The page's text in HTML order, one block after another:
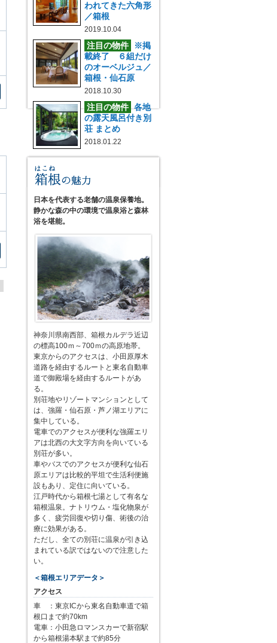
われてきた六角形
／箱根
2019.10.04
注目の物件
※掲
載終了 ６組だけ
のオーベルジュ／
箱根・仙石原
2018.10.30
注目の物件 各地
の露天風呂付き別
荘 まとめ
2018.01.22
日本を代表する老舗の温泉保養地。
静かな森の中の環境で温泉浴と森林
浴を堪能。
神奈川県南西部、箱根カルデラ近辺
の標高100ｍ～700ｍの高原地帯。
東京からのアクセスは、小田原厚木
道路を経由するルートと東名自動車
道で御殿場を経由するルートがあ
る。
別荘地やリゾートマンションとして
は、強羅・仙石原・芦ノ湖エリアに
集中している。
電車でのアクセスが便利な強羅エリ
アは北西の大文字方向を向いている
別荘が多い。
車やバスでのアクセスが便利な仙石
原エリアは比較的平坦で生活利便施
設もあり、定住に向いている。
江戸時代から箱根七湯として有名な
箱根温泉。ナトリウム・塩化物泉が
多く、疲労回復や切り傷、術後の治
療に効果がある。
ただし、全ての別荘に温泉が引き込
まれている訳ではないので注意した
い。
＜箱根エリアデータ＞
アクセス
車 ：東京ICから東名自動車道で箱
根口まで約70km
電車：小田急ロマンスカーで新宿駅
から箱根湯本駅まで約85分